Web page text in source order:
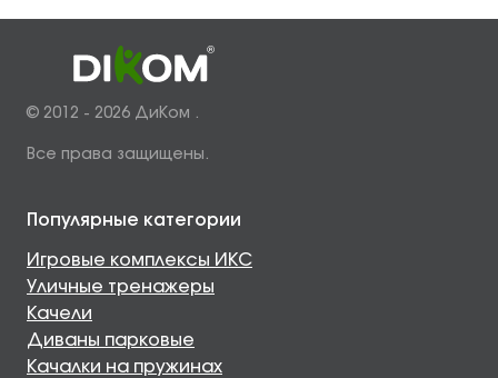
© 2012 - 2026 ДиКом .
Все права защищены.
Популярные категории
Игровые комплексы ИКС
Уличные тренажеры
Качели
Диваны парковые
Качалки на пружинах